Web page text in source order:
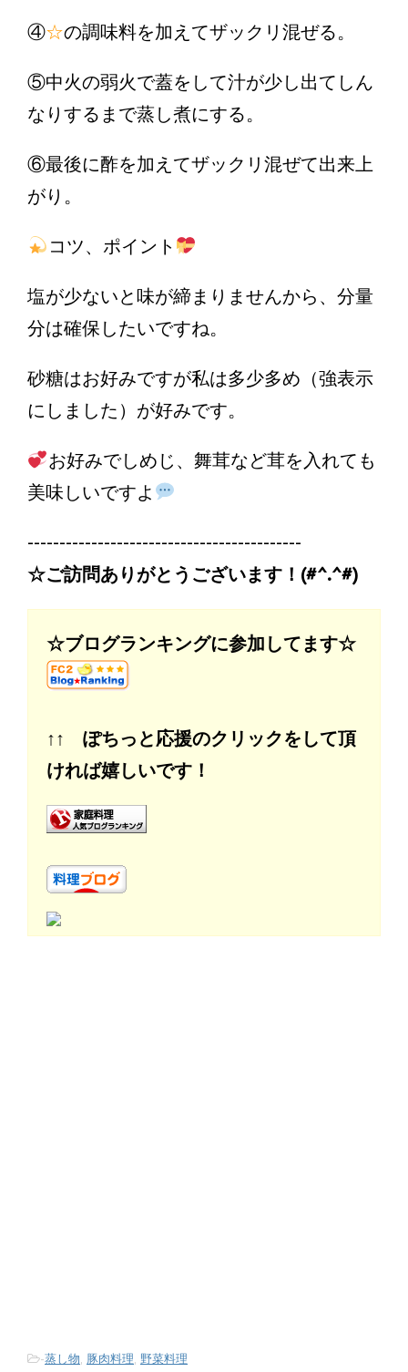
④☆の調味料を加えてザックリ混ぜる。
⑤中火の弱火で蓋をして汁が少し出てしん
なりするまで蒸し煮にする。
⑥最後に酢を加えてザックリ混ぜて出来上
がり。
コツ、ポイント
塩が少ないと味が締まりませんから、分量
分は確保したいですね。
砂糖はお好みですが私は多少多め（強表示
にしました）が好みです。
お好みでしめじ、舞茸など茸を入れても
美味しいですよ
-------------------------------------------
☆ご訪問ありがとうございます！(#^.^#)
☆ブログランキングに参加してます☆
↑↑ ぽちっと応援のクリックをして頂
ければ嬉しいです！
-蒸し物, 豚肉料理, 野菜料理